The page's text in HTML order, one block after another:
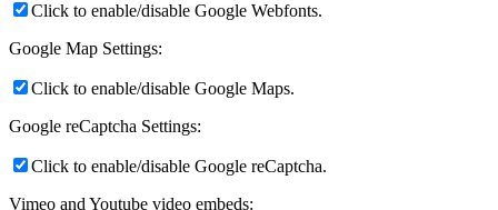
Click to enable/disable Google Webfonts.
Google Map Settings:
Click to enable/disable Google Maps.
Google reCaptcha Settings:
Click to enable/disable Google reCaptcha.
Vimeo and Youtube video embeds: